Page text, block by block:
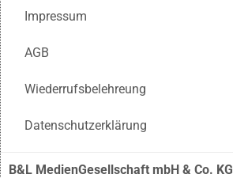
Impressum
AGB
Wiederrufsbelehreung
Datenschutzerklärung
B&L MedienGesellschaft mbH & Co. KG